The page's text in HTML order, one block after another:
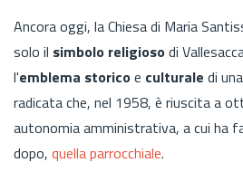
Ancora oggi, la Chiesa di Maria
solo il simbolo religiosodi
l'emblema storicoe culturale di
radicata che, nel 1958, è riuscita a
autonomia amministrativa, a cui ha
dopo, quella parrocchiale.